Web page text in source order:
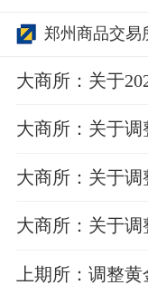
郑州商品交易
大商所：关于
的通知
大商所：关于
平的通知
大商所：关于
知
大商所：关于
上期所：调整